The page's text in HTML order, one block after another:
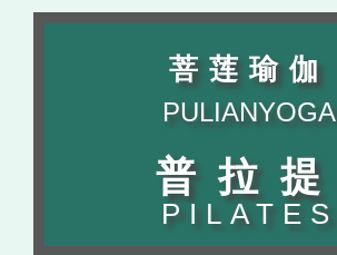
菩莲瑜伽
PULIANYOGA
普拉提
PILATES